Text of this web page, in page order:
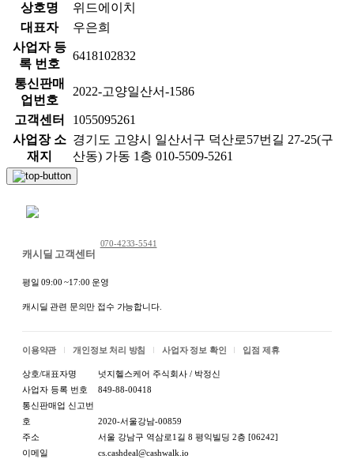
상호명
위드에이치
대표자
우은희
사업자 등
록 번호
6418102832
통신판매
업번호
2022-고양일산서-1586
고객센터
1055095261
사업장 소
재지
경기도 고양시 일산서구 덕산로57번길 27-25(구
산동) 가동 1층 010-5509-5261
캐시딜 고객센터
070-4233-5541
평일 09:00 ~17:00 운영
캐시딜 관련 문의만 접수 가능합니다.
이용약관 개인정보 처리 방침 사업자 정보 확인 입점 제휴
상호/대표자명
넛지헬스케어 주식회사 / 박정신
사업자 등록 번호
849-88-00418
통신판매업 신고번
호
2020-서울강남-00859
주소
서울 강남구 역삼로1길 8 평익빌딩 2층 [06242]
이메일
cs.cashdeal@cashwalk.io